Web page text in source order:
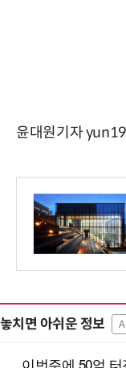
윤대원기자
놓치면 아쉬운 정보